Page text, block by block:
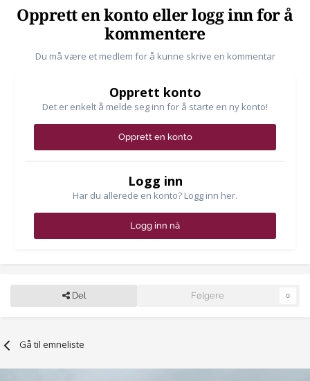
Opprett en konto eller logg inn for å
kommentere
Du må være et medlem for å kunne skrive en kommentar
Opprett konto
Det er enkelt å melde seg inn for å starte en ny konto!
Opprett en konto
Logg inn
Har du allerede en konto? Logg inn her.
Logg inn nå
Del Følgere 0
Gå til emneliste